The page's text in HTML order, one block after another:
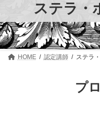
ステラ・
HOME 認定講師 ステラ
プ